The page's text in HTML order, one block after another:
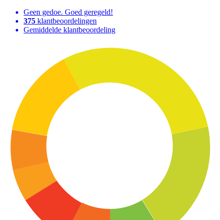
Geen gedoe. Goed geregeld!
375 klantbeoordelingen
Gemiddelde klantbeoordeling